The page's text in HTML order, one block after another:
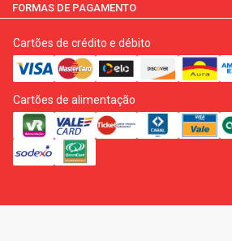
FORMAS DE PAGAMENTO
Cartões de crédito e débito
Cartões de alimentação